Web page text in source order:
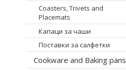
Coasters, Trivets and
Placemats
Капаци за чаши
Поставки за салфетки
Cookware and Baking pans